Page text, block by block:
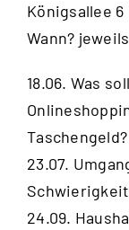
Königsallee 6
Wann?
18.06. Was
Taschengeld?
23.07.
24.09.